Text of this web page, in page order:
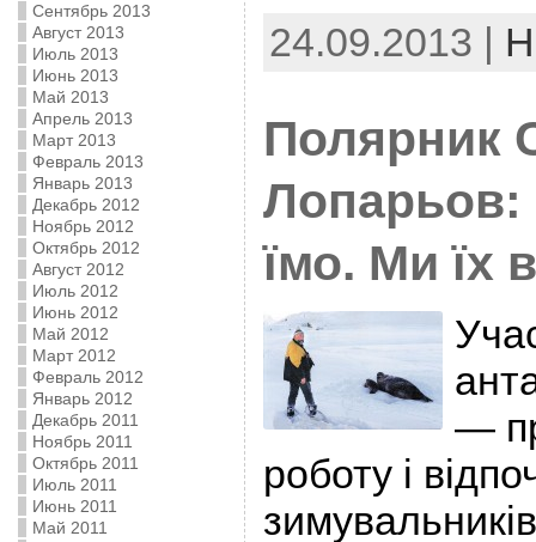
Сентябрь 2013
Август 2013
Июль 2013
Июнь 2013
Май 2013
Апрель 2013
Март 2013
Февраль 2013
Январь 2013
Декабрь 2012
Ноябрь 2012
Октябрь 2012
Август 2012
Июль 2012
Июнь 2012
Май 2012
Март 2012
Февраль 2012
Январь 2012
Декабрь 2011
Ноябрь 2011
Октябрь 2011
Июль 2011
Июнь 2011
Май 2011
24.09.2013 |
Полярник
Лопарьов:
їмо. Ми їх
—
роботу і